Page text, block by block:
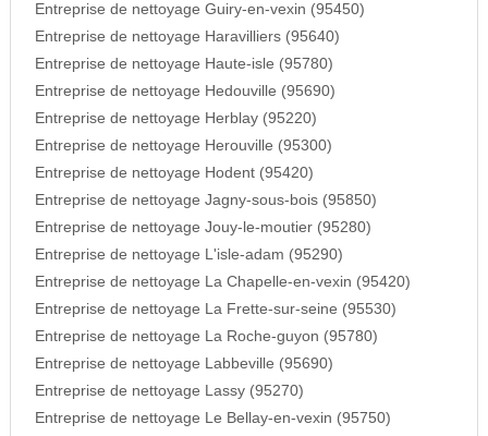
Entreprise de nettoyage Guiry-en-vexin (95450)
Entreprise de nettoyage Haravilliers (95640)
Entreprise de nettoyage Haute-isle (95780)
Entreprise de nettoyage Hedouville (95690)
Entreprise de nettoyage Herblay (95220)
Entreprise de nettoyage Herouville (95300)
Entreprise de nettoyage Hodent (95420)
Entreprise de nettoyage Jagny-sous-bois (95850)
Entreprise de nettoyage Jouy-le-moutier (95280)
Entreprise de nettoyage L'isle-adam (95290)
Entreprise de nettoyage La Chapelle-en-vexin (95420)
Entreprise de nettoyage La Frette-sur-seine (95530)
Entreprise de nettoyage La Roche-guyon (95780)
Entreprise de nettoyage Labbeville (95690)
Entreprise de nettoyage Lassy (95270)
Entreprise de nettoyage Le Bellay-en-vexin (95750)